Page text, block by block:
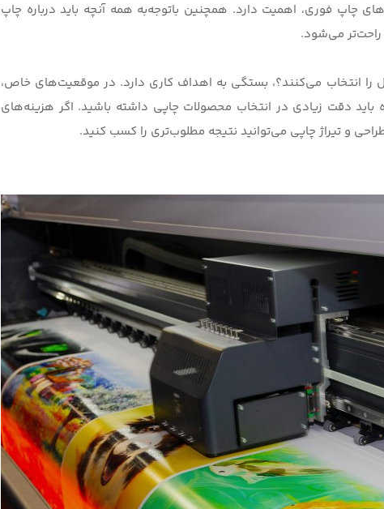
چاپ فوری، اهمیت دارد. همچنین با‌توجه‌به همه آنچه باید درباره چاپ
راحت‌تر می‌شود.
را انتخاب می‌کنند؟، بستگی به اهداف کاری دارد. در موقعیت‌های خاص،
دقت زیادی در انتخاب محصولات چاپی داشته باشید. اگر هزینه‌های
و تیراژ چاپی می‌توانید نتیجه مطلوب‌تری را کسب کنید.